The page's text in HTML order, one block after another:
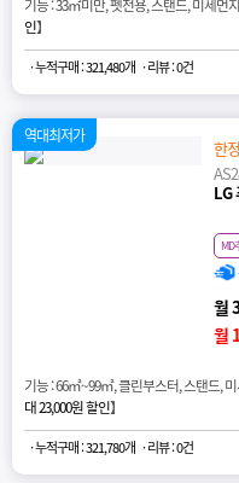
기능 : 33㎡미만, 펫전용, 스탠드, 미세먼
인】
· 누적구매 : 321,480개 · 리뷰 : 0건
역대최저가
한
LG
MD
월
월
기능 : 66㎡~99㎡, 클린부스터, 스탠드,
대 23,000원 할인】
· 누적구매 : 321,780개 · 리뷰 : 0건